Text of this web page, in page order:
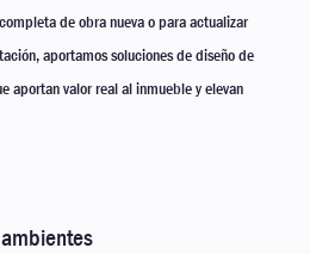
de obra nueva o para actualizar
aportamos soluciones de diseño de
aportan valor real al inmueble y elevan